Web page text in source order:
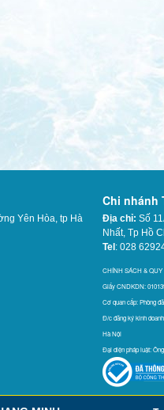
Yên Hòa, tp Hà
Chi nhánh
Địa chỉ: Số
Nhất, Tp Hồ
Tel : 028
CHÍNH SÁCH &
Giấy CNDKDN:
Cơ quan cấp: Phòng
Đ/c đăng ký kinh
Hà Nội
Đại diện pháp luật: